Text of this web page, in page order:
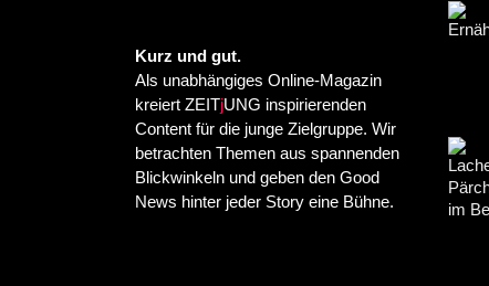
Kurz und gut.
Als unabhängiges Online-Magazin
kreiert ZEITjUNG inspirierenden
Content für die junge Zielgruppe. Wir
betrachten Themen aus spannenden
Blickwinkeln und geben den Good
News hinter jeder Story eine Bühne.